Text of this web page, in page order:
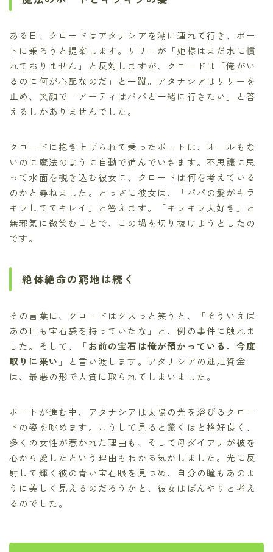
ある日、クロードはアタナシアを湖に連れて行き、ボー
トに乗ろうと提案します。リリーが「姫様はまだ水に慣
れておりません」と反対しますが、クロードは「俺がい
るのに何が心配なのだ」と一蹴。アタナシアはリリーを
止め、笑顔で「アーティはパパと一緒に行きたい」と答
えるしかありませんでした。
クロードに抱き上げられて乗ったボートは、オールもな
いのに魔法のように自動で進んでいきます。不思議に思
って水面を覗き込む彼女に、クロードは何を考えている
のかと尋ねました。とっさに彼女は、「パパの髪がキラ
キラしててキレイ」と答えます。「キラキラ大好き」と
無邪気に微笑むことで、この場を切り抜けようとしたの
です。
絶体絶命の窮地は続く
その言葉に、クロードはクスっと笑うと、「そういえば
あの日も宝石袋を持っていたな」と、例の事件に触れま
した。そして、「お前の宝石は俺が預かっている。今度
取りに来い 」と言い渡します。アタナシアの逃走資金
は、最悪の形で人質に取られてしまいました。
ボートが進む中、アタナシアは太陽の光を浴びるクロー
ドの姿を眺めます。こうして見ると驚くほど格好良く、
多くの女性が惹かれた理由も、そして母ダイアナが彼を
心から愛したという理由もわかる気がしました。光に反
射して輝く彼の青い宝石眼を見つめ、自分の瞳もあのよ
うに美しく見えるのだろうかと、彼女はぼんやりと考え
るのでした。